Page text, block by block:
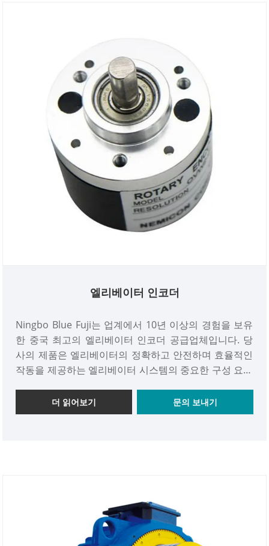
엘리베이터 인코더
Ningbo Blue Fuji는 업계에서 10년 이상의 경험을 보유
한 중국 최고의 엘리베이터 인코더 공급업체입니다. 당
사의 제품은 엘리베이터의 정확하고 안전하며 효율적인
작동을 제공하는 엘리베이터 시스템의 중요한 구성 요소
구성이 뛰어나며 사용하기 쉽도록 설계되어 전 세계적으
로 현대 엘리베이터 기술의 필수적인 부분이 되었습니
업체로서 적시 납품을 보장하고 우수한 판매 후 서비스
를 제공합니다. 우리는 특정 고객 요구 사항을 충족하는
맞춤형 솔루션을 제공하여 완전한 만족을 보장하는 데
더 읽어보기 문의 보내기